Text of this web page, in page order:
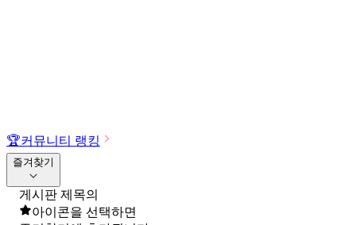
🏆커뮤니티 랭킹
즐겨찾기
게시판 제목의
아이콘을 선택하면